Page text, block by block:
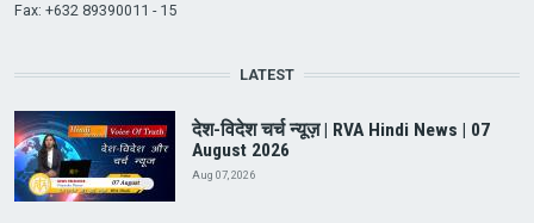
Fax: +632 89390011 - 15
LATEST
देश-विदेश चर्च न्यूज़ | RVA Hindi News | 07
August 2026
Aug 07, 2026